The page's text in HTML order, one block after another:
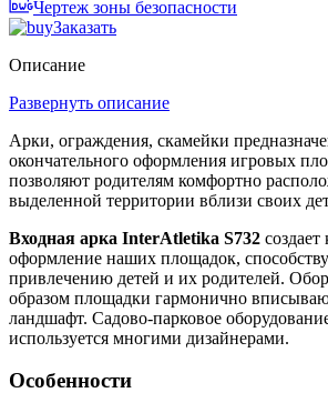
Чертеж зоны безопасности
Заказать
Описание
Развернуть описание
Арки, ограждения, скамейки
окончательного оформления игровых
позволяют родителям комфортно
выделенной территории вблизи своих
Входная арка InterAtletika S732 создает
оформление наших площадок,
привлечению детей и их родителей.
образом площадки гармонично
ландшафт. Садово-парковое
используется многими дизайнерами.
Особенности